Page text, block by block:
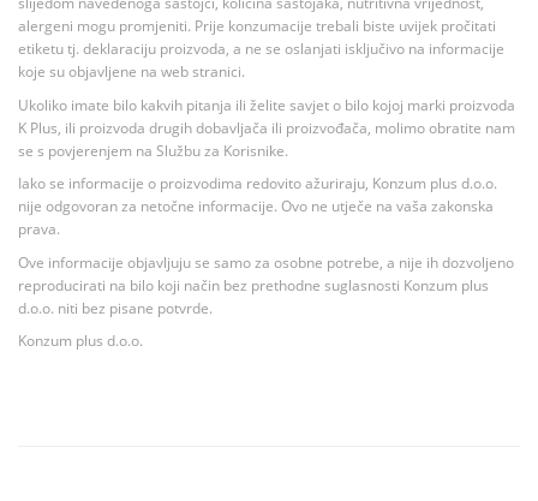
alergeni mogu promjeniti. Prije konzumacije trebali biste uvijek pročitati
etiketu tj. deklaraciju proizvoda, a ne se oslanjati isključivo na informacije
koje su objavljene na web stranici.
Ukoliko imate bilo kakvih pitanja ili želite savjet o bilo kojoj marki proizvoda
K Plus, ili proizvoda drugih dobavljača ili proizvođača, molimo obratite nam
se s povjerenjem na Službu za Korisnike.
Iako se informacije o proizvodima redovito ažuriraju, Konzum plus d.o.o.
nije odgovoran za netočne informacije. Ovo ne utječe na vaša zakonska
prava.
Ove informacije objavljuju se samo za osobne potrebe, a nije ih dozvoljeno
reproducirati na bilo koji način bez prethodne suglasnosti Konzum plus
d.o.o. niti bez pisane potvrde.
Konzum plus d.o.o.